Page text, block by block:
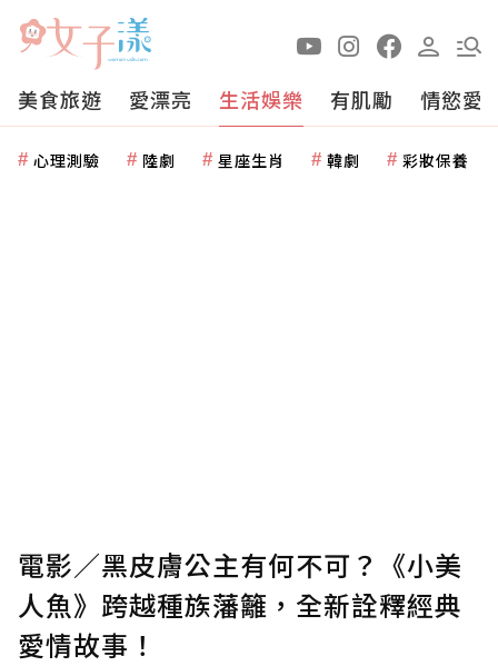
美食旅遊 愛漂亮 生活娛樂 有肌勵 情慾愛
心理測驗 陸劇 星座生肖 韓劇 彩妝保養
電影／黑皮膚公主有何不可？《小美
人魚》跨越種族藩籬，全新詮釋經典
愛情故事！